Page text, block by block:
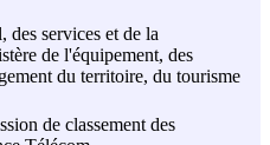
des services et de la
de l'équipement, des
du territoire, du tourisme
de classement des